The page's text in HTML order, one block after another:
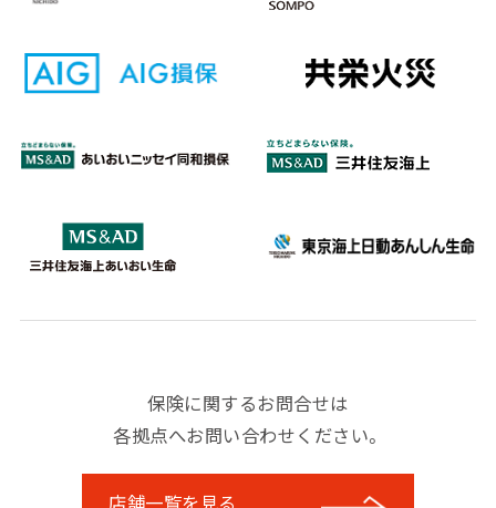
保険に関するお問合せは
各拠点へお問い合わせください。